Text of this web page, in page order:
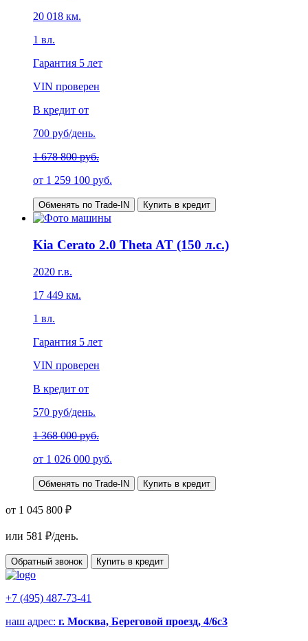
20 018 км.
1 вл.
Гарантия 5 лет
VIN проверен
В кредит от
700 руб/день.
1 678 800 руб.
от 1 259 100 руб.
Обменять по Trade-IN Купить в кредит
Kia Cerato 2.0 Theta AT (150 л.с.)
2020 г.в.
17 449 км.
1 вл.
Гарантия 5 лет
VIN проверен
В кредит от
570 руб/день.
1 368 000 руб.
от 1 026 000 руб.
Обменять по Trade-IN Купить в кредит
от 1 045 800 ₽
или 581 ₽/день.
Обратный звонок Купить в кредит
+7 (495) 487-73-41
наш адрес: г. Москва, Береговой проезд, 4/6с3